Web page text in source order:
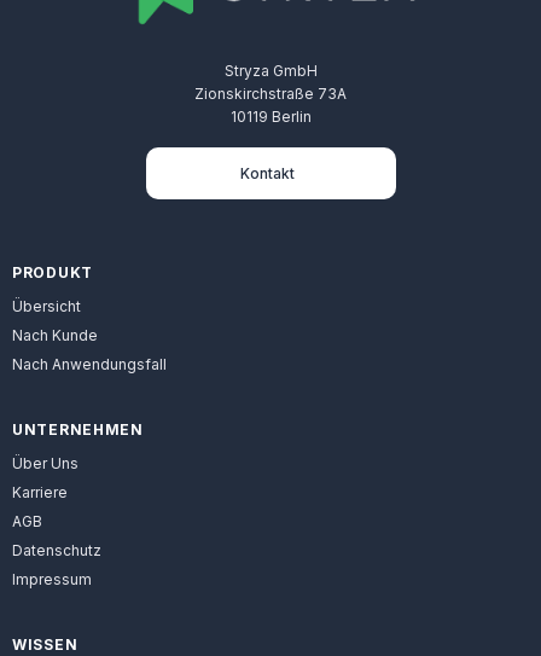
Stryza GmbH
Zionskirchstraße 73A
10119 Berlin
Kontakt
PRODUKT
Übersicht
Nach Kunde
Nach Anwendungsfall
UNTERNEHMEN
Über Uns
Karriere
AGB
Datenschutz
Impressum
WISSEN